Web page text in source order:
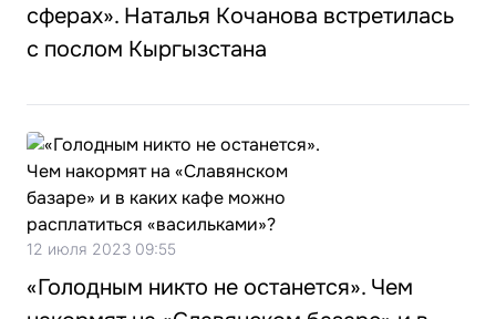
сферах». Наталья Кочанова встретилась
с послом Кыргызстана
12 июля 2023 09:55
«Голодным никто не останется». Чем